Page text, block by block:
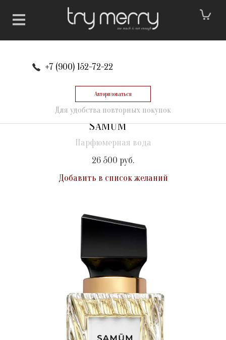
+7 (900) 152-72-22
Авторизоваться
Для удобства повторных покупок
SAMŪM
Парфюмерная вода
26 500 руб.
Добавить в список желаний